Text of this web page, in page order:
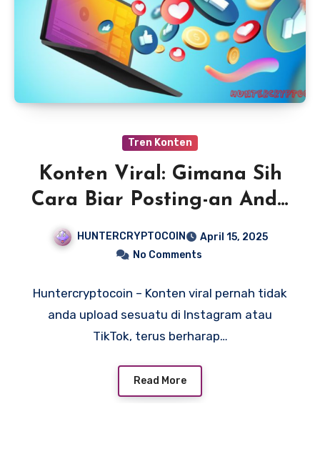
Tren Konten
Konten Viral: Gimana Sih
Cara Biar Posting-an Anda
Meledak di Sosmed?
HUNTERCRYPTOCOIN
April 15, 2025
No Comments
Huntercryptocoin – Konten viral pernah tidak
anda upload sesuatu di Instagram atau
TikTok, terus berharap…
Read More